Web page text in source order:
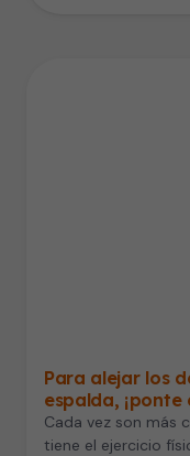
Para alejar los
espalda,
Cada vez son más
tiene el ejercicio